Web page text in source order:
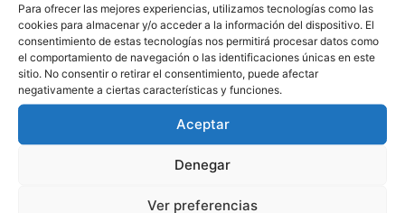
Para ofrecer las mejores experiencias, utilizamos tecnologías como las
cookies para almacenar y/o acceder a la información del dispositivo. El
consentimiento de estas tecnologías nos permitirá procesar datos como
el comportamiento de navegación o las identificaciones únicas en este
sitio. No consentir o retirar el consentimiento, puede afectar
negativamente a ciertas características y funciones.
Aceptar
Denegar
Ver preferencias
Aquest perfil es fabrica en gruixos que van des de
0,70 mm fins a 1,20 mm. Té un ample útil de 675
mm i una longitud habitual que varia entre 2.000
mm i 14.000 mm.
FITXA TÉCNICA
CARTA DE COLORS